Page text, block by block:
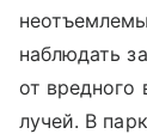
наблюдать
от вредного
лучей. В